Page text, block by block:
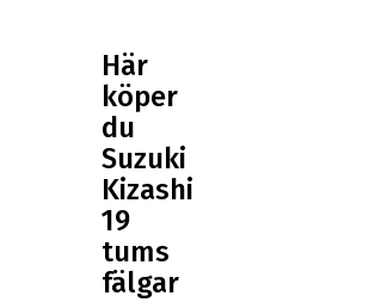
Här
köper
du
Suzuki
Kizashi
19
tums
fälgar